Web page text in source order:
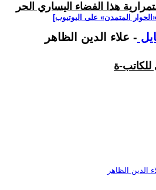
هذا الفضاء اليساري الحر
المتمدن» على اليوتيوب]
- علاء الدين الظاهر
للكاتب-ة
الدين الظاهر